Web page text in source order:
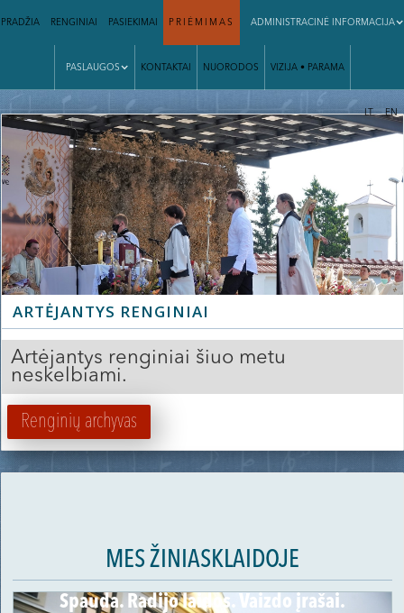
PRADŽIA RENGINIAI PASIEKIMAI PRIĖMIMAS ADMINISTRACINĖ INFORMACIJA
PASLAUGOS KONTAKTAI NUORODOS VIZIJA • PARAMA
| LT EN
ARTĖJANTYS RENGINIAI
Artėjantys renginiai šiuo metu
neskelbiami.
Renginių archyvas
MES ŽINIASKLAIDOJE
Spauda. Radijo laidos. Vaizdo įrašai.